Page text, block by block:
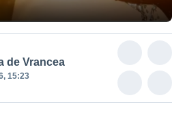
de Vrancea
15:23